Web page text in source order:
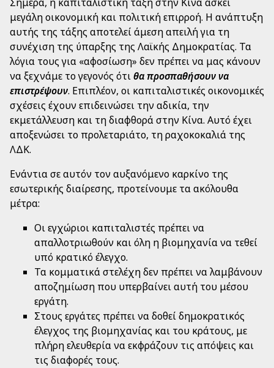
μεγάλη οικονομική και πολιτική επιρροή. Η ανάπτυξη
αυτής της τάξης αποτελεί άμεση απειλή για τη
συνέχιση της ύπαρξης της Λαϊκής Δημοκρατίας. Τα
λόγια τους για «αφοσίωση» δεν πρέπει να μας κάνουν
να ξεχνάμε το γεγονός ότιθα προσπαθήσουν να
επιστρέψουν. Επιπλέον, οι καπιταλιστικές οικονομικές
σχέσεις έχουν επιδεινώσει την αδικία, την
εκμετάλλευση και τη διαφθορά στην Κίνα. Αυτό έχει
αποξενώσει το προλεταριάτο, τη ραχοκοκαλιά της
ΛΔΚ.
Ενάντια σε αυτόν τον αυξανόμενο καρκίνο της
εσωτερικής διαίρεσης, προτείνουμε τα ακόλουθα
μέτρα:
Οι εγχώριοι καπιταλιστές πρέπει να
απαλλοτριωθούν και όλη η βιομηχανία να τεθεί
υπό κρατικό έλεγχο.
Τα κομματικά στελέχη δεν πρέπει να λαμβάνουν
αποζημίωση που υπερβαίνει αυτή του μέσου
εργάτη.
Στους εργάτες πρέπει να δοθεί δημοκρατικός
έλεγχος της βιομηχανίας και του κράτους, με
πλήρη ελευθερία να εκφράζουν τις απόψεις και
τις διαφορές τους.